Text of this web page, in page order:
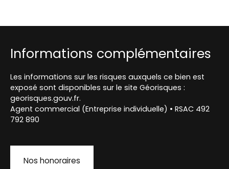
Informations complémentaires
Les informations sur les risques auxquels ce bien est
exposé sont disponibles sur le site Géorisques :
georisques.gouv.fr.
Agent commercial (Entreprise individuelle) • RSAC 492
792 890
Nos honoraires